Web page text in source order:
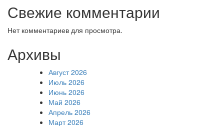
Свежие комментарии
Нет комментариев для просмотра.
Архивы
Август 2026
Июль 2026
Июнь 2026
Май 2026
Апрель 2026
Март 2026